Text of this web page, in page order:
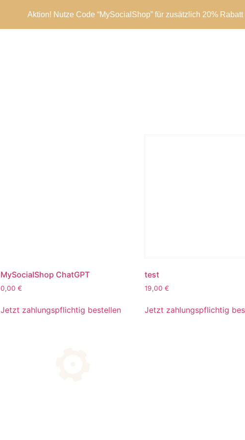
Aktion! Nutze Code “MySocialShop” für zusätzlich 20% Rabatt
MySocialShop ChatGPT
0,00 €
Jetzt zahlungspflichtig bestellen
test
19,00€
Jetzt zahlungspflichtig